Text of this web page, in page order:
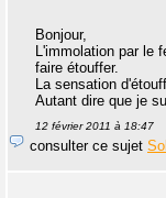
Bonjour,
L'immolation par le
faire étouffer.
La sensation
Autant dire que je
12 février 2011 à 18:47
consulter ce sujet